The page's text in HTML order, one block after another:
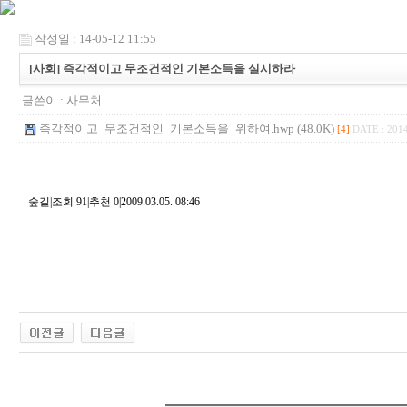
작성일 : 14-05-12 11:55
[사회] 즉각적이고 무조건적인 기본소득을 실시하라
글쓴이 : 사무처
즉각적이고_무조건적인_기본소득을_위하여.hwp (48.0K) [4] DATE :
숲길|조회 91|추천 0|2009.03.05. 08:46